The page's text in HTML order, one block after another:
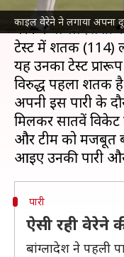
काइल वेरेने ने लगाया अपना
दक्षिण अफ्रीका क्रिकेट
वेरेने नेबांग्लादेश
टेस्ट में शतक (114)
यह उनका टेस्ट
विरुद्ध पहला शतक
अपनी इस पारी के
मिलकर सातवें
और टीम को मजबूत
पारी
ऐसी रही वेरेने
बांग्लादेश ने पहली